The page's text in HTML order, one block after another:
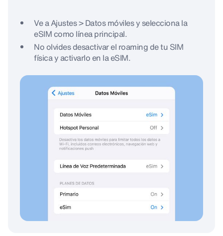
Ve a Ajustes > Datos móviles y selecciona la
eSIM como línea principal.
No olvides desactivar el roaming de tu SIM
física y activarlo en la eSIM.